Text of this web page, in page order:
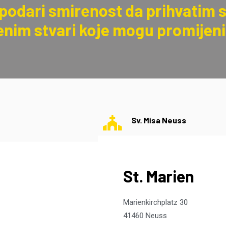
smirenost da
stvari koje mogu
Sv. Misa Neuss
St. Marien
Marienkirchplatz 30
41460 Neuss